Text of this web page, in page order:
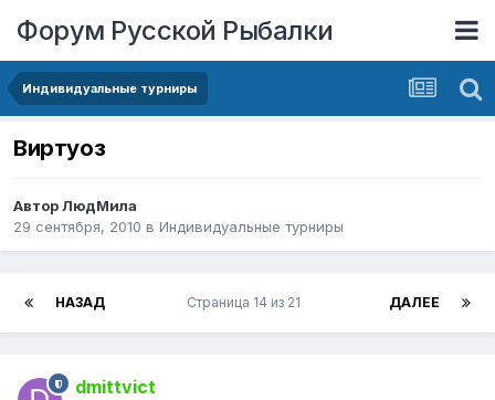
Форум Русской Рыбалки
Индивидуальные турниры
Виртуоз
АвторЛюдМила
29 сентября, 2010 в Индивидуальные турниры
НАЗАД ДАЛЕЕ
Страница 14 из 21
dmittvict